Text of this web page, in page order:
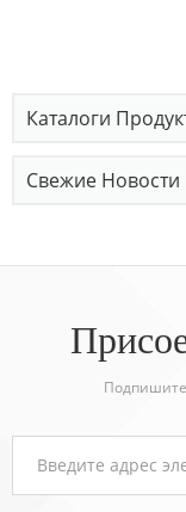
Каталоги
Свежие Новости